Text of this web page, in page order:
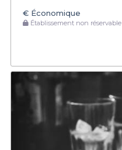
€ Économique
Établissement non réservable